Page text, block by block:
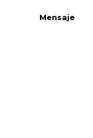
Mensaje